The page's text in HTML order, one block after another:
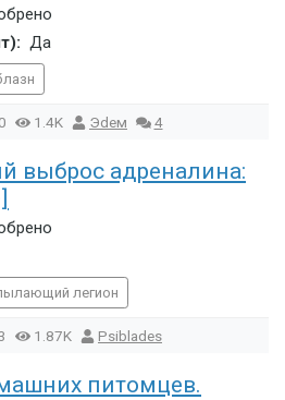
Да
1.4K Эdeм 4
выброс адреналина:
легион
1.87K Psiblades
питомцев.